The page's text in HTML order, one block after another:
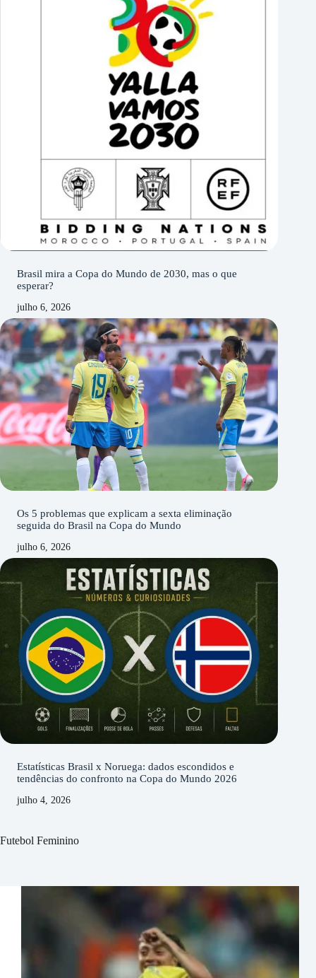
Brasil mira a Copa do Mundo de 2030, mas o que
esperar?
julho 6, 2026
Os 5 problemas que explicam a sexta eliminação
seguida do Brasil na Copa do Mundo
julho 6, 2026
Estatísticas Brasil x Noruega: dados escondidos e
tendências do confronto na Copa do Mundo 2026
julho 4, 2026
Futebol Feminino